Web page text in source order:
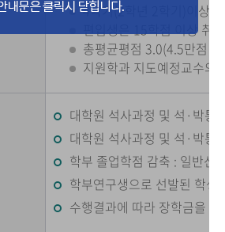
4학기(2학년 2학기)이상
편입생은 15학점 이상 취
총평균평점 3.0(4.5만점
지원학과 지도예정교수의
대학원 석사과정 및 석·박통
대학원 석사과정 및 석·박통
학부 졸업학점 감축 : 일반
학부연구생으로 선발된 학
수행결과에 따라 장학금을